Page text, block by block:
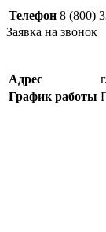
Телефон 8 (800)
Заявка на звонок
Адрес
График работы